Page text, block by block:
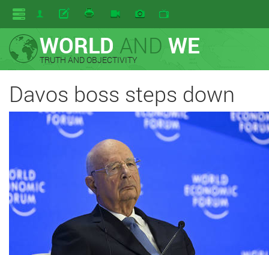
WORLD AND WE
TRUTH AND OBJECTIVITY
Davos boss steps down